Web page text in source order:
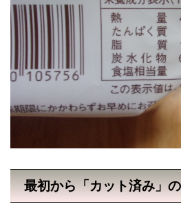
最初から「カット済み」